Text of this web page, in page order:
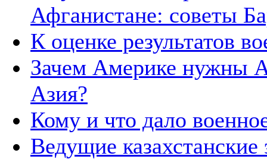
Афганистане: советы
К оценке результатов
Зачем Америке нужны
Азия?
Кому и что дало
Ведущие